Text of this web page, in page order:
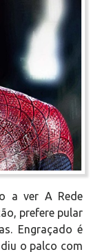
a ver A Rede
prefere pular
Engraçado é
o palco com